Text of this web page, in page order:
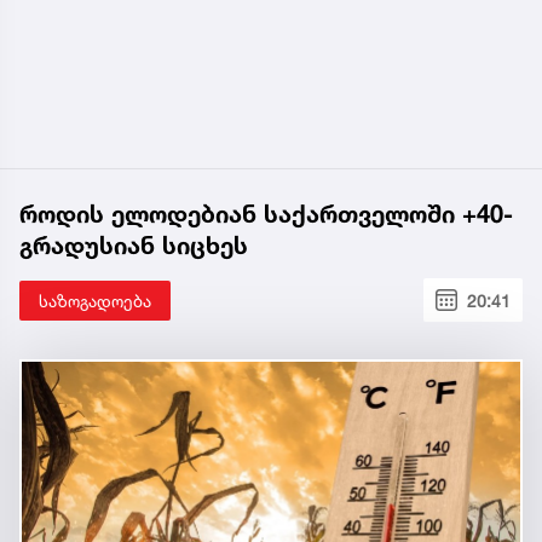
როდის ელოდებიან საქართველოში +40-
გრადუსიან სიცხეს
საზოგადოება 20:41